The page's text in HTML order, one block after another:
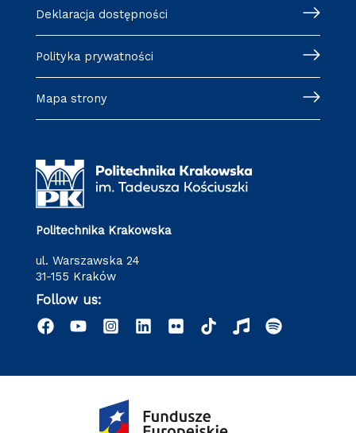
Deklaracja dostępności
Polityka prywatności
Mapa strony
Politechnika Krakowska
ul. Warszawska 24
31-155 Kraków
Follow us: